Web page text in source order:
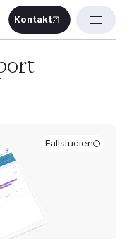
Kontakt
Kontakt
Fallstudien